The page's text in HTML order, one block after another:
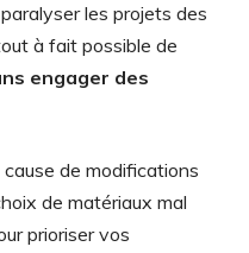
les projets des
à fait possible de
engager des
de modifications
de matériaux mal
prioriser vos